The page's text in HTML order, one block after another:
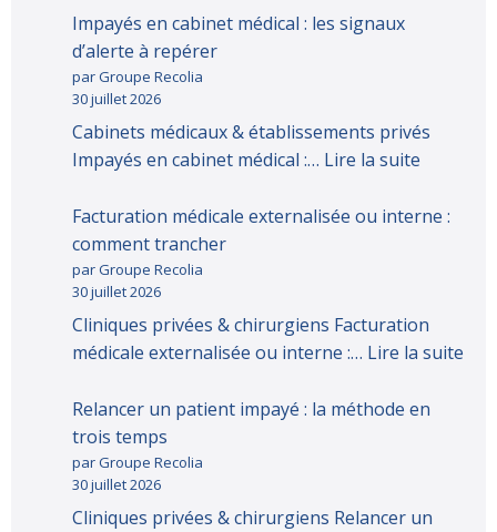
Impayés en cabinet médical : les signaux
d’alerte à repérer
par Groupe Recolia
30 juillet 2026
Cabinets médicaux & établissements privés
Impayés en cabinet médical :… Lire la suite
Facturation médicale externalisée ou interne :
comment trancher
par Groupe Recolia
30 juillet 2026
Cliniques privées & chirurgiens Facturation
médicale externalisée ou interne :… Lire la suite
Relancer un patient impayé : la méthode en
trois temps
par Groupe Recolia
30 juillet 2026
Cliniques privées & chirurgiens Relancer un